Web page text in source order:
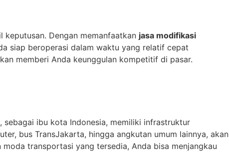
Dengan memanfaatkan jasa modifikasi
siap beroperasi dalam waktu yang relatif cepat
memberi Anda keunggulan kompetitif di pasar.
ibu kota Indonesia, memiliki infrastruktur
bus TransJakarta, hingga angkutan umum lainnya, akan
transportasi yang tersedia, Anda bisa menjangkau